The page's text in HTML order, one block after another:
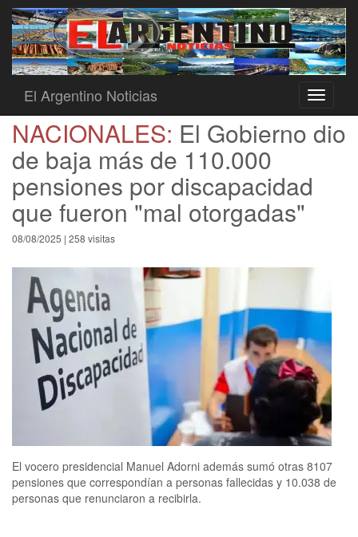
Toggle
El Argentino Noticias
NACIONALES: El Gobierno dio
de baja más de 110.000
pensiones por discapacidad
que fueron "mal otorgadas"
08/08/2025 | 258 visitas
El vocero presidencial Manuel Adorni además sumó otras 8107
pensiones que correspondían a personas fallecidas y 10.038 de
personas que renunciaron a recibirla.